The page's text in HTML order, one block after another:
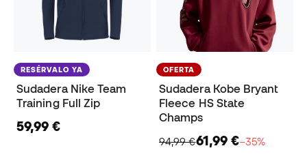
RESÉRVALO YA
Sudadera Nike Team
Training Full Zip
59,99 €
OFERTA
Sudadera Kobe Bryant
Fleece HS State
Champs
94,99 €61,99 €−35%